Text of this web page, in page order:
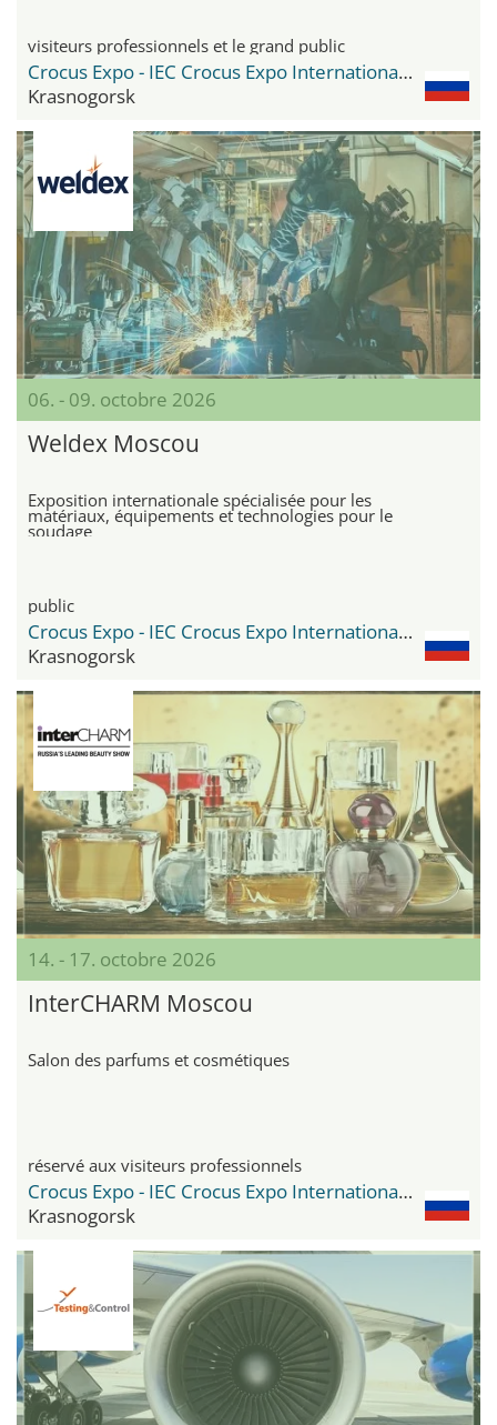
visiteurs professionnels et le grand public
Crocus Expo - IEC Crocus Expo International Exhibition Centre
Krasnogorsk
06. - 09. octobre 2026
Weldex Moscou
Exposition internationale spécialisée pour les
matériaux, équipements et technologies pour le
soudage
public
Crocus Expo - IEC Crocus Expo International Exhibition Centre
Krasnogorsk
14. - 17. octobre 2026
InterCHARM Moscou
Salon des parfums et cosmétiques
réservé aux visiteurs professionnels
Crocus Expo - IEC Crocus Expo International Exhibition Centre
Krasnogorsk